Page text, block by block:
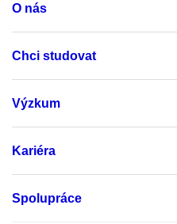
O nás
Chci studovat
Výzkum
Kariéra
Spolupráce